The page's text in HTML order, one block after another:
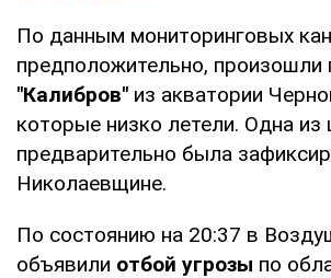
По данным мониторинговых
предположительно, произошли
"Калибров" из акватории
которые низко летели. Одна из
предварительно была
Николаевщине.
По состоянию на 20:37 в
объявили отбой угрозы по